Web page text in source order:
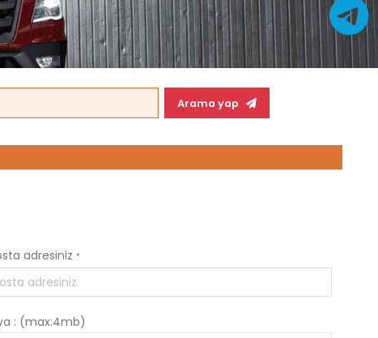
Arama yap
adresiniz *
: (max:4mb)